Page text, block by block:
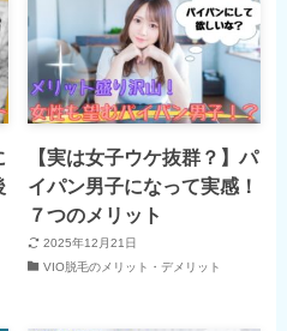
【実は女子ウケ抜群？】パ
イパン男子になって実感！
７つのメリット
2025年12月21日
VIO脱毛のメリット・デメリット